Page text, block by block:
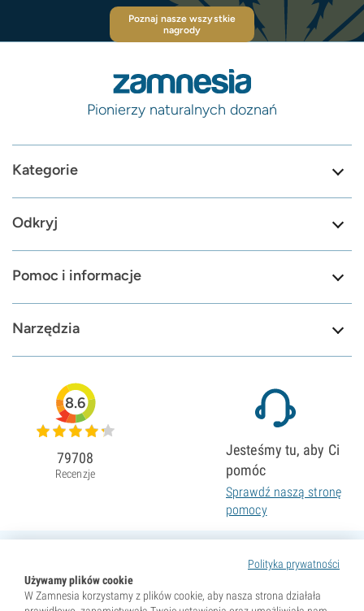
Poznaj nasze wszystkie
nagrody
Pionierzy naturalnych doznań
Kategorie
Odkryj
Pomoc i informacje
Narzędzia
Polityka prywatności
Używamy plików cookie
W Zamnesia korzystamy z plików cookie, aby nasza strona działała
8.6
79708
Recenzje
Jesteśmy tu, aby Ci
pomóc
Sprawdź naszą stronę
pomocy